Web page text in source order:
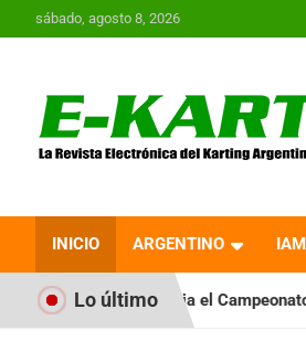
al
sábado, agosto 8, 2026
Revista
Karting en
INICIO ARGENTINO
Lo último
el Campeonato Clausura